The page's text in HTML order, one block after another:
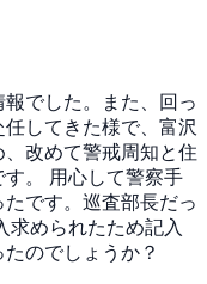
でした。また、回っ
してきた様で、富沢
改めて警戒周知と住
。
用心して警察手
です。巡査部長だっ
求められたため記入
のでしょうか？